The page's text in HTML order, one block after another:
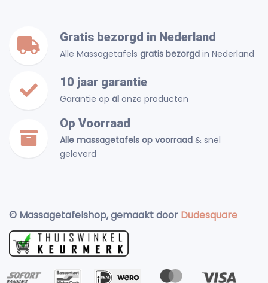
Gratis bezorgd in Nederland
Alle Massagetafels gratis bezorgd in Nederland
10 jaar garantie
Garantie op al onze producten
Op Voorraad
Alle massagetafels op voorraad & snel
geleverd
© Massagetafelshop, gemaakt door Dudesquare